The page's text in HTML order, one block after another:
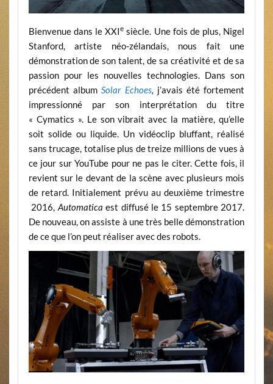
Bienvenue dans le XXIe siècle. Une fois de plus, Nigel
Stanford, artiste néo-zélandais, nous fait une
démonstration de son talent, de sa créativité et de sa
passion pour les nouvelles technologies. Dans son
précédent albumSolar Echoes, j’avais été fortement
impressionné par son interprétation du titre
« Cymatics ». Le son vibrait avec la matière, qu’elle
soit solide ou liquide. Un vidéoclip bluffant, réalisé
sans trucage, totalise plus de treize millions de vues à
ce jour sur YouTube pour ne pas le citer. Cette fois, il
revient sur le devant de la scène avec plusieurs mois
de retard. Initialement prévu au deuxième trimestre
2016, Automatica est diffusé le 15 septembre 2017.
De nouveau, on assiste à une très belle démonstration
de ce que l’on peut réaliser avec des robots.